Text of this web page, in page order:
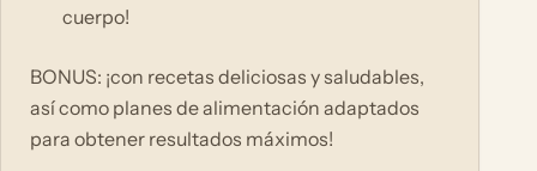
cuerpo!
BONUS: ¡con recetas deliciosas y saludables,
así como planes de alimentación adaptados
para obtener resultados máximos!